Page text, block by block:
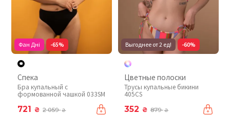
Фан Дні -65%
Спека
Бра купальный с
формованной чашкой 033SM
721 ₴ 2 059₴
Выгоднее от 2 ед! -60%
Цветные полоски
Трусы купальные бикини
405CS
352 ₴ 879₴